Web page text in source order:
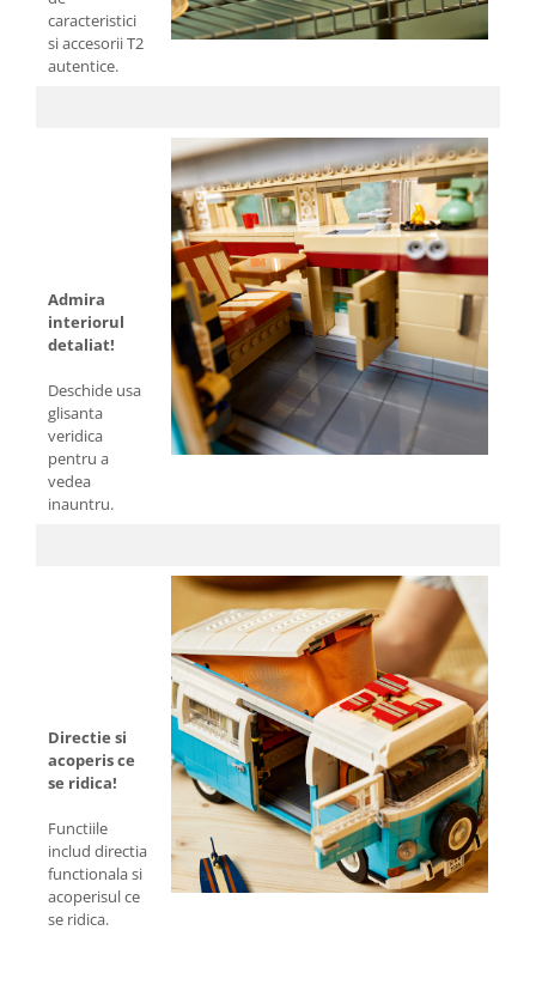
caracteristici
si accesorii T2
autentice.
Admira
interiorul
detaliat!
Deschide usa
glisanta
veridica
pentru a
vedea
inauntru.
Directie si
acoperis ce
se ridica!
Functiile
includ directia
functionala si
acoperisul ce
se ridica.